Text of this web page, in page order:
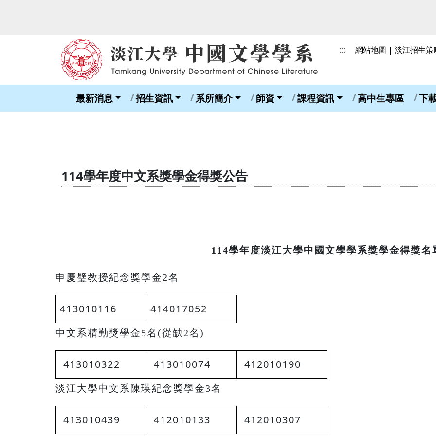
::: 網站地圖 |淡江招生策
最新消息 招生資訊 系所簡介 師資 課程資訊 高中生專區 下
114學年度中文系獎學金得獎公告
114學年度淡江大學中國文學學系獎學金得獎名
申慶璧教授紀念獎學金2名
413010116 414017052
中文系精勤獎學金5名(從缺2名)
413010322 413010074 412010190
淡江大學中文系陳瑛紀念獎學金3名
413010439 412010133 412010307